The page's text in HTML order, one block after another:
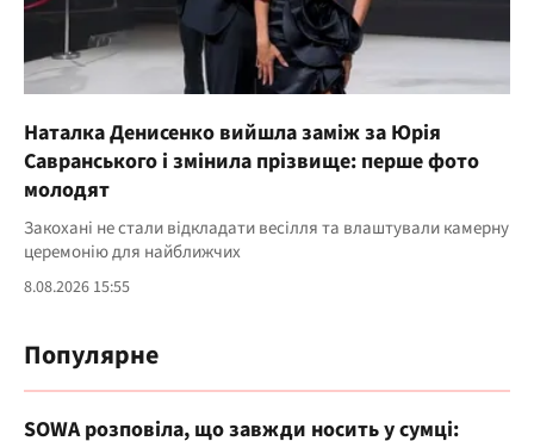
Наталка Денисенко вийшла заміж за Юрія
Савранського і змінила прізвище: перше фото
молодят
Закохані не стали відкладати весілля та влаштували камерну
церемонію для найближчих
8.08.2026 15:55
Популярне
SOWA розповіла, що завжди носить у сумці: